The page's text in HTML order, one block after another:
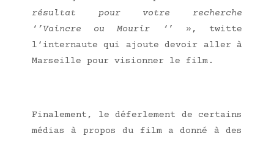
résul­tat pour votre recherche
‘’Vaincre ou Mou­rir ‘ ’ », twitte
l‘internaute qui ajoute devoir aller à
Mar­seille pour vision­ner le film.
Fina­le­ment, le défer­le­ment de cer­tains
médias à pro­pos du film a don­né à des